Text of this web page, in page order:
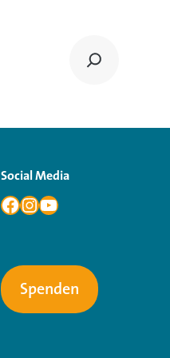
Social Media
Spenden